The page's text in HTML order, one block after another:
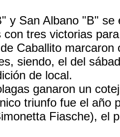
y San Albano "B" se
con tres victorias
Caballito marcaron
siendo, el del
de local.
ganaron un
triunfo fue el año
Fiasche), el